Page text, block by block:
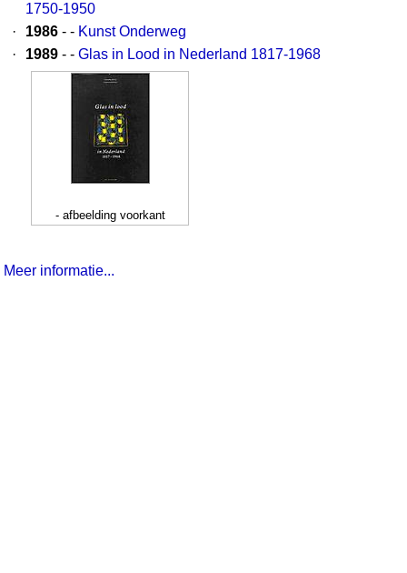
1750-1950
·
1986 - - Kunst Onderweg
·
1989 - - Glas in Lood in Nederland 1817-1968
- afbeelding voorkant
Meer informatie...